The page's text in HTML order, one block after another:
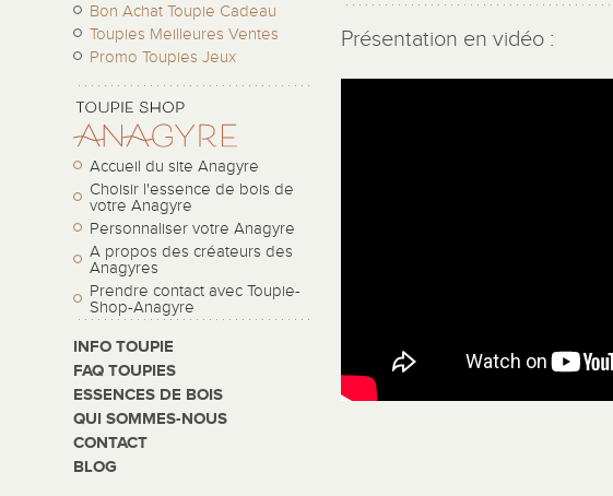
Bon Achat Toupie Cadeau
Toupies Meilleures Ventes
Promo Toupies Jeux
Accueil du site Anagyre
Choisir l'essence de bois de
votre Anagyre
Personnaliser votre Anagyre
A propos des créateurs des
Anagyres
Prendre contact avec Toupie-
Shop-Anagyre
INFO TOUPIE
FAQ TOUPIES
ESSENCES DE BOIS
QUI SOMMES-NOUS
CONTACT
BLOG
Présentation en vidéo :